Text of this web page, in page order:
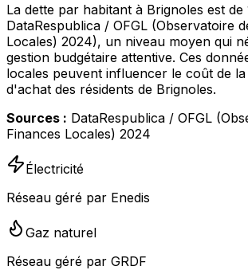
La dette par habitant à Brignoles est
DataRespublica / OFGL (Observatoire
Locales) 2024), un niveau moyen qui
gestion budgétaire attentive. Ces
locales peuvent influencer le coût de
d'achat des résidents de Brignoles.
Sources : DataRespublica / OFGL
Finances Locales) 2024
Électricité
Réseau géré par Enedis
Gaz naturel
Réseau géré par GRDF